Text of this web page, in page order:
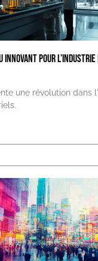
innovant pour l’industrie
une révolution dans